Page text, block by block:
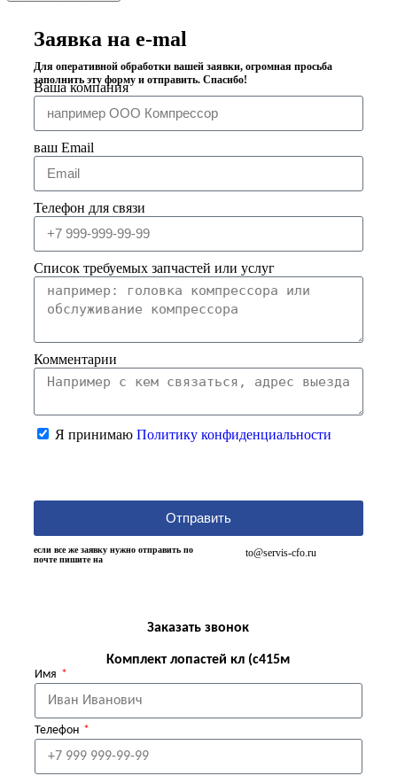
Заявка на e-mal
Для оперативной обработки вашей заявки, огромная просьба
заполнить эту форму и отправить. Спасибо!
Ваша компания
ваш Email
Телефон для связи
Список требуемых запчастей или услуг
Комментарии
Я принимаю Политику конфиденциальности
Отправить
если все же заявку нужно отправить по
почте пишите на
to@servis-cfo.ru
Заказать звонок
Комплект лопастей кл (с415м
Имя
Телефон